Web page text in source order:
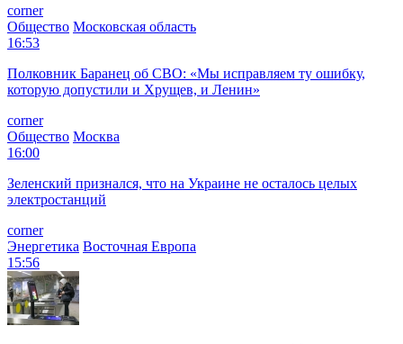
corner
Общество Московская область
16:53
Полковник Баранец об СВО: «Мы исправляем ту ошибку,
которую допустили и Хрущев, и Ленин»
corner
Общество Москва
16:00
Зеленский признался, что на Украине не осталось целых
электростанций
corner
Энергетика Восточная Европа
15:56